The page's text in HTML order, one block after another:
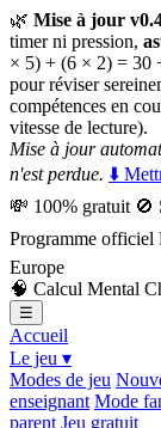
🌿 Mise à jour
timer ni pression,
× 5) + (6 × 2) = 30
pour réviser
compétences en
vitesse de lecture).
Mise à jour
n'est perdue. ⬇️
💸 100% gratuit 🚫
Programme officiel
Europe
🧠 Calcul Mental
☰
Accueil
Le jeu ▾
Modes de jeu
enseignant Mode
parent Jeu gratuit